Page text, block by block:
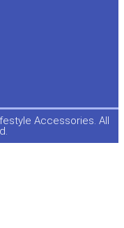
-
f
Accessories. All